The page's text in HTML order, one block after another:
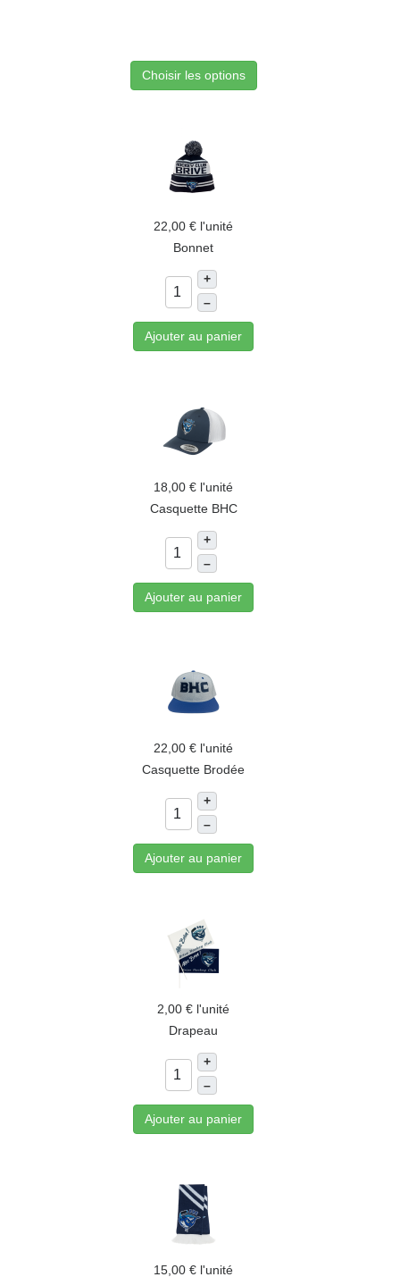
Choisir les options
22,00 € l'unité
Bonnet
+
–
Ajouter au panier
18,00 € l'unité
Casquette BHC
+
–
Ajouter au panier
22,00 € l'unité
Casquette Brodée
+
–
Ajouter au panier
2,00 € l'unité
Drapeau
+
–
Ajouter au panier
15,00 € l'unité